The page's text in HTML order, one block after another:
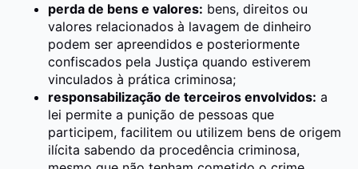
perda de bens e valores: bens, direitos ou
valores relacionados à lavagem de dinheiro
podem ser apreendidos e posteriormente
confiscados pela Justiça quando estiverem
vinculados à prática criminosa;
responsabilização de terceiros envolvidos: a
lei permite a punição de pessoas que
participem, facilitem ou utilizem bens de origem
ilícita sabendo da procedência criminosa,